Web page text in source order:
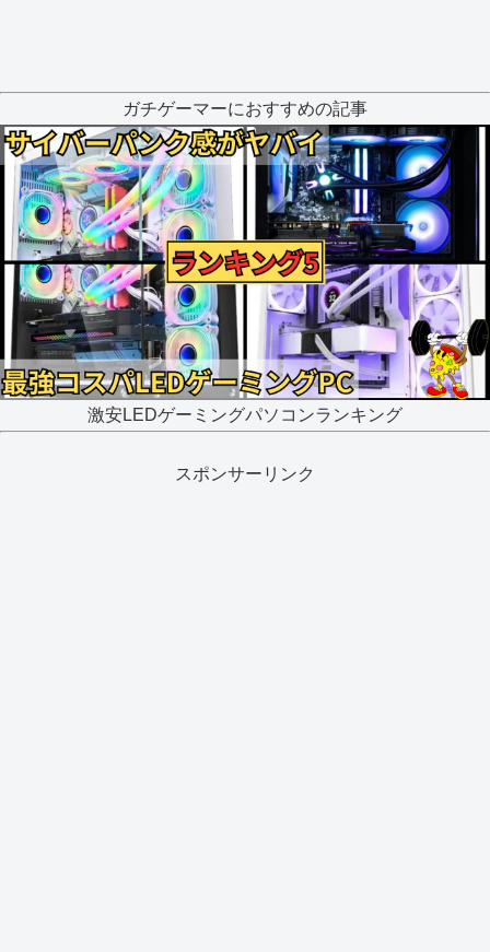
ガチゲーマーにおすすめの記事
激安LEDゲーミングパソコンランキング
スポンサーリンク